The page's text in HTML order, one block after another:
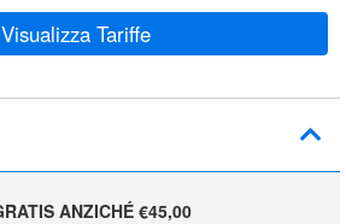
Visualizza Tariffe
ANZICHÉ €45,00